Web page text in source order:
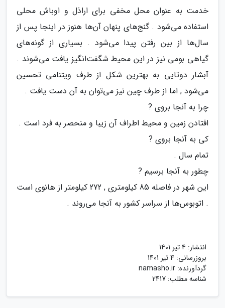
خدمت به عنوان محل مخفی برای اراذل و اوباش محلی
استفاده می‌شود . گنج‌های پنهان آن‌ها هنوز در اینجا پس از
سال‌ها از بین رفتن پیدا می‌شود . بسیاری از گونه‌های
گیاهی بومی نیز در این محیط شگفت‌انگیز یافت می‌شوند .
آبشار دوتایی به بهترین شکل از طرف ویتنامی تحسین
می‌شود , اما از طرف چین نیز می‌توان به آن دست یافت .
چرا به آنجا بروی ?
افتادن زمین و محیط اطراف آن زیبا و منحصر به فرد است .
کی به آنجا بروی ?
تمام سال .
چطور به آنجا برسیم ?
این شهر در فاصله 85 کیلومتری , 272 کیلومتر از هانوی است
. اتوبوس‌ها از سراسر کشور به آنجا می‌روند .
انتشار: 4 تیر 1401
بروزرسانی: 4 تیر 1401
گردآورنده: namasho.ir
شناسه مطلب: 2417